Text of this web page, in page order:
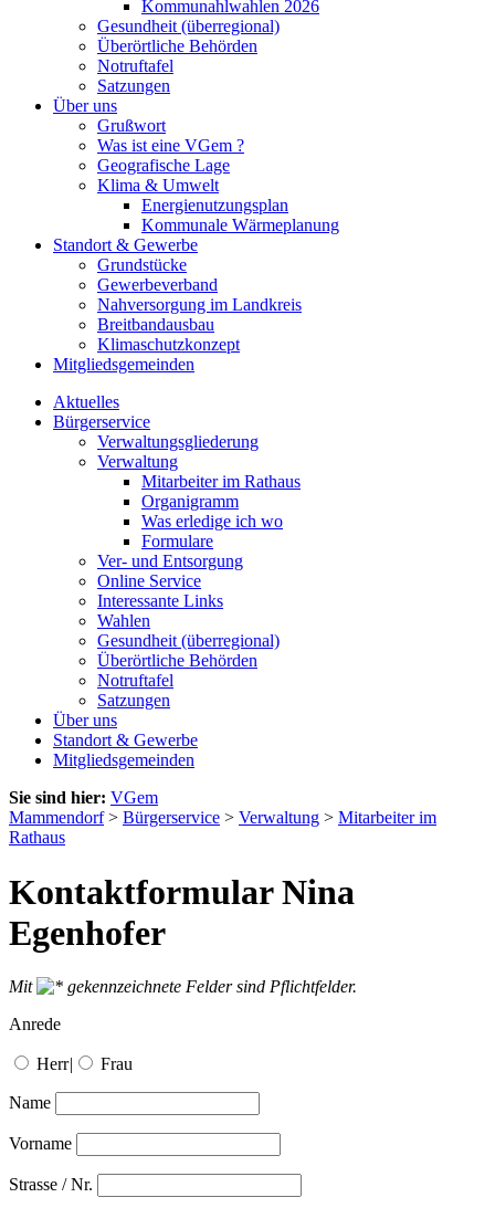
Kommunahlwahlen 2026
Gesundheit (überregional)
Überörtliche Behörden
Notruftafel
Satzungen
Über uns
Grußwort
Was ist eine VGem ?
Geografische Lage
Klima & Umwelt
Energienutzungsplan
Kommunale Wärmeplanung
Standort & Gewerbe
Grundstücke
Gewerbeverband
Nahversorgung im Landkreis
Breitbandausbau
Klimaschutzkonzept
Mitgliedsgemeinden
Aktuelles
Bürgerservice
Verwaltungsgliederung
Verwaltung
Mitarbeiter im Rathaus
Organigramm
Was erledige ich wo
Formulare
Ver- und Entsorgung
Online Service
Interessante Links
Wahlen
Gesundheit (überregional)
Überörtliche Behörden
Notruftafel
Satzungen
Über uns
Standort & Gewerbe
Mitgliedsgemeinden
Sie sind hier: VGem
Mammendorf> Bürgerservice > Verwaltung > Mitarbeiter im
Rathaus
Kontaktformular Nina
Egenhofer
Mit
gekennzeichnete Felder sind Pflichtfelder.
Anrede
Herr| Frau
Name
Vorname
Strasse / Nr.